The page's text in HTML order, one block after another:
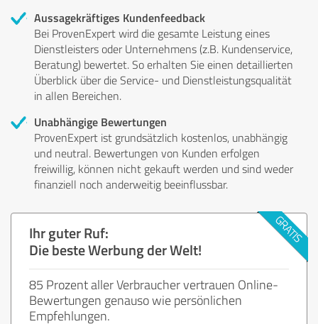
Aussagekräftiges Kundenfeedback
Bei ProvenExpert wird die gesamte Leistung eines
Dienstleisters oder Unternehmens (z.B. Kundenservice,
Beratung) bewertet. So erhalten Sie einen detaillierten
Überblick über die Service- und Dienstleistungsqualität
in allen Bereichen.
Unabhängige Bewertungen
ProvenExpert ist grundsätzlich kostenlos, unabhängig
und neutral. Bewertungen von Kunden erfolgen
freiwillig, können nicht gekauft werden und sind weder
finanziell noch anderweitig beeinflussbar.
Ihr guter Ruf:
Die beste Werbung der Welt!
85 Prozent aller Verbraucher vertrauen Online-
Bewertungen genauso wie persönlichen
Empfehlungen.